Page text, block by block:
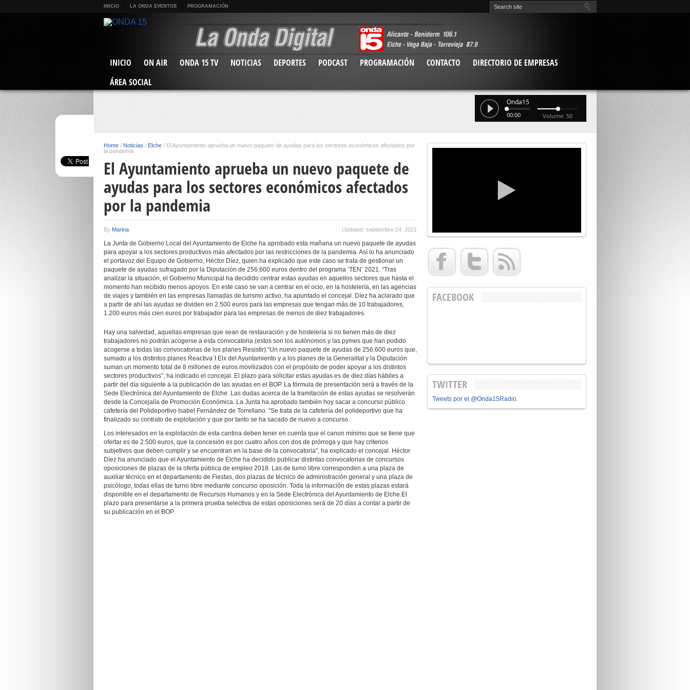
INICIO LA ONDA EVENTOS PROGRAMACIÓN
INICIO ON AIR ONDA 15 TV NOTICIAS DEPORTES PODCAST PROGRAMACIÓN CONTACTO
DIRECTORIO DE EMPRESAS
ÁREA SOCIAL
Onda15
00:00 Volume: 50
Home / Noticias / Elche / El Ayuntamiento aprueba un nuevo paquete de ayudas para los sectores económicos afectados por
la pandemia
El Ayuntamiento aprueba un nuevo paquete de
ayudas para los sectores económicos afectados
por la pandemia
By Marina Updated: septiembre 24, 2021
La Junta de Gobierno Local del Ayuntamiento de Elche ha aprobado esta mañana un nuevo paquete de ayudas
para apoyar a los sectores productivos más afectados por las restricciones de la pandemia. Así lo ha anunciado
el portavoz del Equipo de Gobierno, Héctor Díez, quien ha explicado que este caso se trata de gestionar un
paquete de ayudas sufragado por la Diputación de 256.600 euros dentro del programa ‘TEN’ 2021. “Tras
analizar la situación, el Gobierno Municipal ha decidido centrar estas ayudas en aquellos sectores que hasta el
momento han recibido menos apoyos. En este caso se van a centrar en el ocio, en la hostelería, en las agencias
de viajes y también en las empresas llamadas de turismo activo, ha apuntado el concejal. Díez ha aclarado que
a partir de ahí las ayudas se dividen en 2.500 euros para las empresas que tengan más de 10 trabajadores,
1.200 euros más cien euros por trabajador para las empresas de menos de diez trabajadores.
Hay una salvedad, aquellas empresas que sean de restauración y de hostelería si no tienen más de diez
trabajadores no podrán acogerse a esta convocatoria (estos son los autónomos y las pymes que han podido
acogerse a todas las convocatorias de los planes Resistir).“Un nuevo paquete de ayudas de 256.600 euros que,
sumado a los distintos planes Reactiva´t Elx del Ayuntamiento y a los planes de la Generalitat y la Diputación
suman un momento total de 8 millones de euros movilizados con el propósito de poder apoyar a los distintos
sectores productivos”, ha indicado el concejal. El plazo para solicitar estas ayudas es de diez días hábiles a
partir del día siguiente a la publicación de las ayudas en el BOP. La fórmula de presentación será a través de la
Sede Electrónica del Ayuntamiento de Elche. Las dudas acerca de la tramitación de estas ayudas se resolverán
desde la Concejalía de Promoción Económica. La Junta ha aprobado también hoy sacar a concurso público
cafetería del Polideportivo Isabel Fernández de Torrellano. “Se trata de la cafetería del polideportivo que ha
finalizado su contrato de explotación y que por tanto se ha sacado de nuevo a concurso.
Los interesados en la explotación de esta cantina deben tener en cuenta que el canon mínimo que se tiene que
ofertar es de 2.500 euros, que la concesión es por cuatro años con dos de prórroga y que hay criterios
subjetivos que deben cumplir y se encuentran en la base de la convocatoria”, ha explicado el concejal. Héctor
Díez ha anunciado que el Ayuntamiento de Elche ha decidido publicar distintas convocatorias de concursos
oposiciones de plazas de la oferta pública de empleo 2018. Las de turno libre corresponden a una plaza de
auxiliar técnico en el departamento de Fiestas, dos plazas de técnico de administración general y una plaza de
psicólogo, todas ellas de turno libre mediante concurso oposición. Toda la información de estas plazas estará
disponible en el departamento de Recursos Humanos y en la Sede Electrónica del Ayuntamiento de Elche.El
plazo para presentarse a la primera prueba selectiva de estas oposiciones será de 20 días a contar a partir de
su publicación en el BOP.
FACEBOOK
TWITTER
Tweets por el @Onda15Radio.